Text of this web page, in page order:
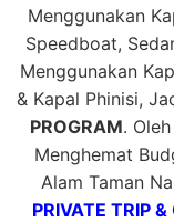
Menggunakan
Speedboat,
Menggunakan
& Kapal Phinisi,
PROGRAM.
Menghemat
Alam Taman
PRIVATE TRIP &